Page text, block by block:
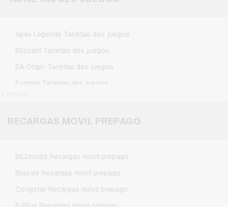
Apex Legends Tarjetas des juegos
Blizzard Tarjetas des juegos
EA Origin Tarjetas des juegos
Fortnite Tarjetas des juegos
Minecraft Tarjetas des juegos
RECARGAS MOVIL PREPAGO
BILDmobil Recargas movil prepago
Blau.de Recargas movil prepago
Congstar Recargas movil prepago